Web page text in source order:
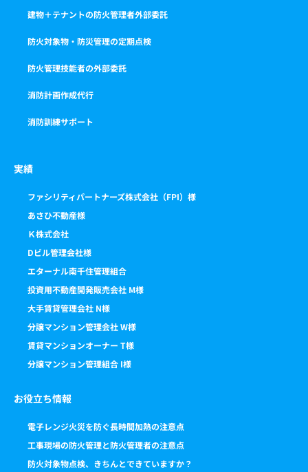
建物＋テナントの防火管理者外部委託
防火対象物・防災管理の定期点検
防火管理技能者の外部委託
消防計画作成代行
消防訓練サポート
実績
ファシリティパートナーズ株式会社（FPI）様
あさひ不動産様
Ｋ株式会社
Dビル管理会社様
エターナル南千住管理組合
投資用不動産開発販売会社 M様
大手賃貸管理会社 N様
分譲マンション管理会社 W様
賃貸マンションオーナー T様
分譲マンション管理組合 I様
お役立ち情報
電子レンジ火災を防ぐ長時間加熱の注意点
工事現場の防火管理と防火管理者の注意点
防火対象物点検、きちんとできていますか？